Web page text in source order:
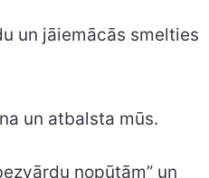
un jāiemācās smelties
un atbalsta mūs.
nopūtām” un